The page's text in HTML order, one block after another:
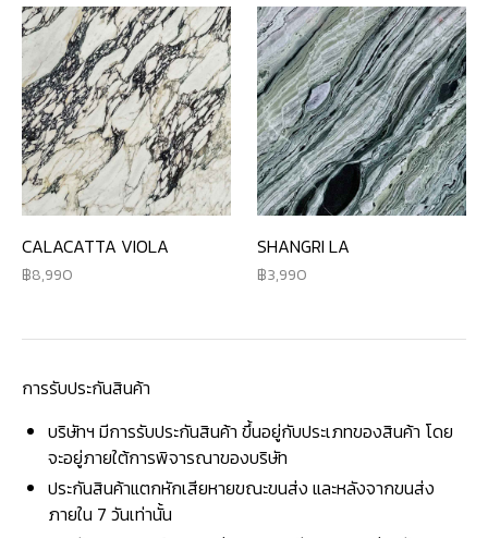
CALACATTA VIOLA
8,990
SHANGRI LA
3,990
การรับประกันสินค้า
บริษัทฯ มีการรับประกันสินค้า ขึ้นอยู่กับประเภทของสินค้า โดย
จะอยู่ภายใต้การพิจารณาของบริษัท
ประกันสินค้าแตกหักเสียหายขณะขนส่ง และหลังจากขนส่ง
ภายใน 7 วันเท่านั้น